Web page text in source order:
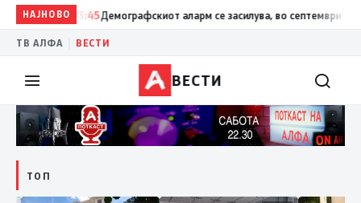
НАЈНОВО
13:45 Демографскиот аларм се засилува, во септември ќе
ТВ АЛФА ВЕСТИ
ВЕСТИ
ТОП